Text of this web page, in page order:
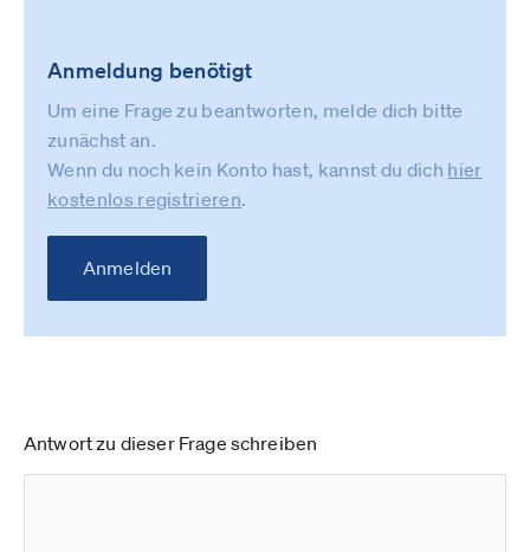
Anmeldung benötigt
Um eine Frage zu beantworten, melde dich bitte
zunächst an.
Wenn du noch kein Konto hast, kannst du dich hier
kostenlos registrieren.
Anmelden
Antwort zu dieser Frage schreiben